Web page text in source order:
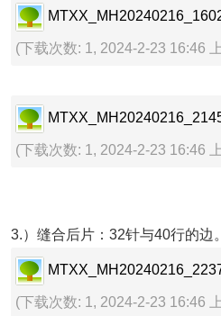
(下载次数: 1, 2024-2-23 16:46
(下载次数: 1, 2024-2-23 16:46
3.）缝合后片：32针与40行的边。
(下载次数: 1, 2024-2-23 16:46